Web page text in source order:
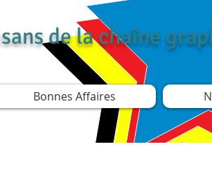
de la chaîne
Bonnes Affaires